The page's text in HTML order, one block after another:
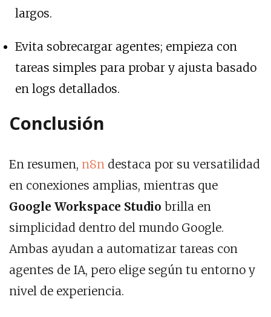
largos.
Evita sobrecargar agentes; empieza con
tareas simples para probar y ajusta basado
en logs detallados.
Conclusión
En resumen, n8n destaca por su versatilidad
en conexiones amplias, mientras que
Google Workspace Studio brilla en
simplicidad dentro del mundo Google.
Ambas ayudan a automatizar tareas con
agentes de IA, pero elige según tu entorno y
nivel de experiencia.